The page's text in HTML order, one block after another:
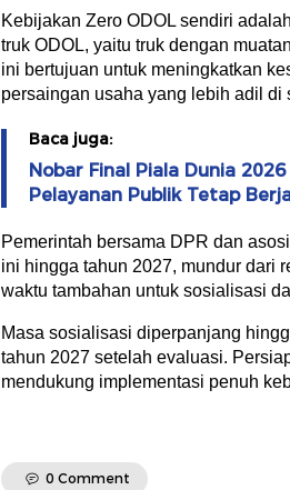
Kebijakan Zero ODOL sendiri
truk ODOL, yaitu truk dengan
ini bertujuan untuk meningkatkan
persaingan usaha yang lebih adil di
Baca juga:
Nobar Final Piala Dunia
Pelayanan Publik Tetap
Pemerintah bersama DPR dan
ini hingga tahun 2027, mundur dari
waktu tambahan untuk sosialisasi
Masa sosialisasi diperpanjang
tahun 2027 setelah evaluasi.
mendukung implementasi penuh
0 Comment